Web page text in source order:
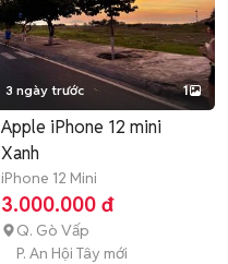
3 ngày trước 1
Apple iPhone 12 mini
Xanh
iPhone 12 Mini
3.000.000 đ
Q. Gò Vấp
P. An Hội Tây mới